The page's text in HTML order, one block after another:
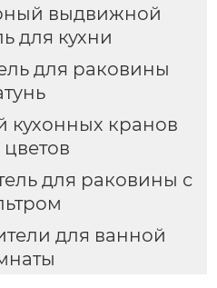
выдвижной
для кухни
для раковины
кухонных кранов
цветов
для раковины с
для ванной